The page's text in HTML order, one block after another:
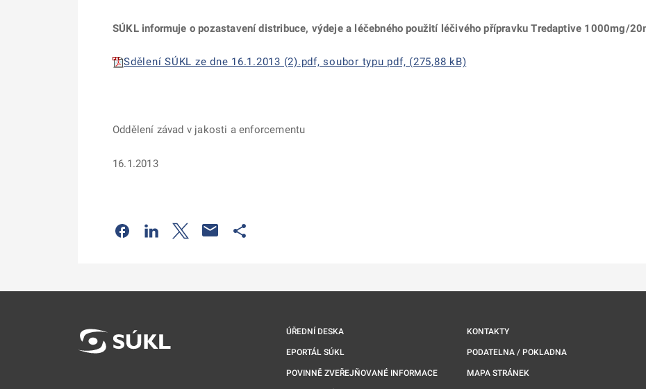
SÚKL informuje o pozastavení distribuce, výdeje a léčebného použití léčivého přípravku Tredaptive 1000mg/
Sdělení SÚKL ze dne 16.1.2013 (2).pdf, soubor typu pdf, (275,88 kB)
Oddělení závad v jakosti a enforcementu
16.1.2013
Odkaz se otevře na nové kartě
Odkaz se otevře na nové kartě
Odkaz se otevře na nové kartě
ÚŘEDNÍ DESKA
EPORTÁL SÚKL
POVINNĚ ZVEŘEJŇOVANÉ INFORMACE
KONTAKTY
PODATELNA / POKLADNA
MAPA STRÁNEK